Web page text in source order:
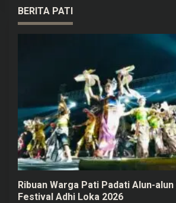
BERITA PATI
Ribuan Warga Pati Padati Alun-
Festival Adhi Loka 2026